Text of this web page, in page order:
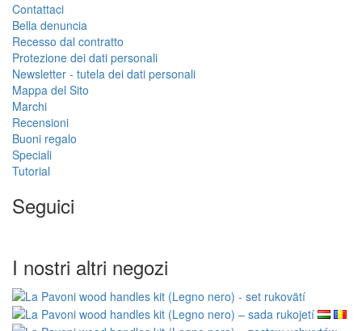
Contattaci
Bella denuncia
Recesso dal contratto
Protezione dei dati personali
Newsletter - tutela dei dati personali
Mappa del Sito
Marchi
Recensioni
Buoni regalo
Speciali
Tutorial
Seguici
I nostri altri negozi